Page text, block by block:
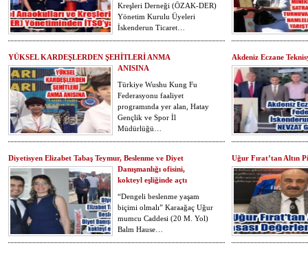
Kreşleri Derneği (ÖZAK-DER)
Yönetim Kurulu Üyeleri
İskenderun Ticaret…
YÜKSEL KARDEŞLERDEN ŞEHİTLERİ ANMA
ANISINA
Türkiye Wushu Kung Fu
Federasyonu faaliyet
programında yer alan, Hatay
Gençlik ve Spor İl
Müdürlüğü…
Akdeniz Eczane
Diyetisyen Elizabet Tabaş Teymur, Beslenme ve Diyet
Danışmanlığı ofisini,
kokteyl eşliğinde açtı
“Dengeli beslenme yaşam
biçimi olmalı” Karaağaç Uğur
mumcu Caddesi (20 M. Yol)
Balm Hause…
Uğur Fırat’tan Altın